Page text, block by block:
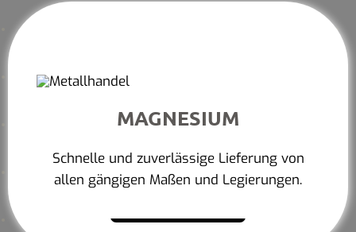
MAGNESIUM
Schnelle und zuverlässige Lieferung von
allen gängigen Maßen und Legierungen.